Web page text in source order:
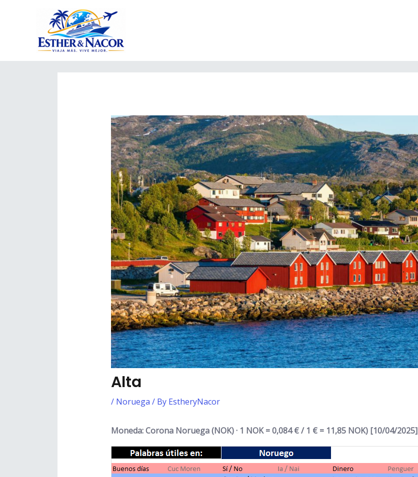
Alta
/ Noruega / By EstheryNacor
Moneda: Corona Noruega (NOK) · 1 NOK = 0,084 € / 1 € = 11,85 NOK) [10/04/2025]